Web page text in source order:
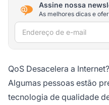
Assine nossa
As melhores dicas e
Endereço de e-mail
QoS Desacelera a Internet?
Algumas pessoas estão
tecnologia de qualidade